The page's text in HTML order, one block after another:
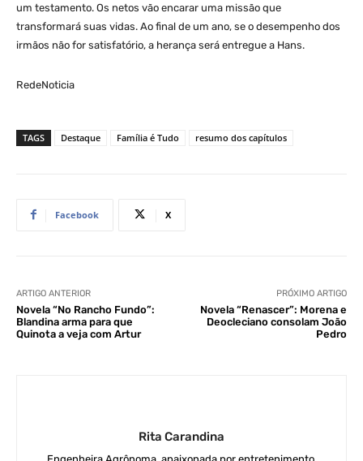
um testamento. Os netos vão encarar uma missão que
transformará suas vidas. Ao final de um ano, se o desempenho dos
irmãos não for satisfatório, a herança será entregue a Hans.
RedeNoticia
TAGS Destaque Família é Tudo resumo dos capítulos
Facebook X
ARTIGO ANTERIOR
Novela “No Rancho Fundo”:
Blandina arma para que
Quinota a veja com Artur
PRÓXIMO ARTIGO
Novela “Renascer”: Morena e
Deocleciano consolam João
Pedro
Rita Carandina